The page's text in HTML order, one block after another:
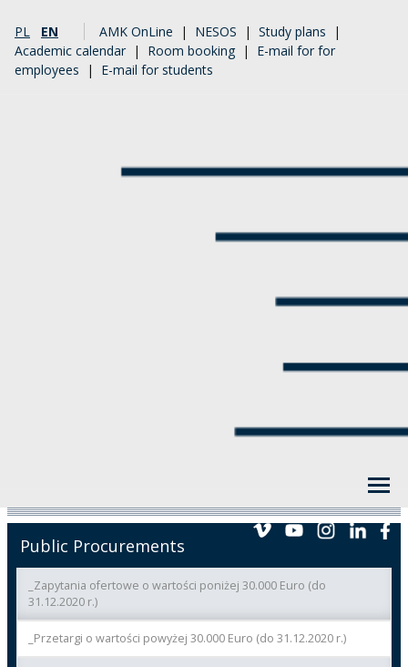
PL EN AMK OnLine | NESOS | Study plans |
Academic calendar | Room booking | E-mail for for
employees | E-mail for students
Public Procurements
_Zapytania ofertowe o wartości poniżej 30.000 Euro (do
31.12.2020 r.)
_Przetargi o wartości powyżej 30.000 Euro (do 31.12.2020 r.)